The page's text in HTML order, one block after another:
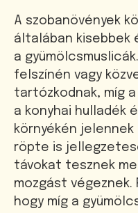
A szobanövények
általában kisebbek
a
felszínén vagy
tartózkodnak, míg
a konyhai hulladék
környékén jelennek
röpte is
távokat tesznek
mozgást végeznek.
hogy míg a